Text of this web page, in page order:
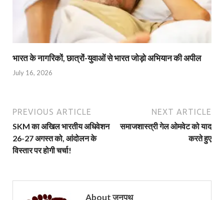
भारत के नागरिकों, छात्रों-युवाओं से भारत जोड़ो अभियान की अपील
July 16, 2026
PREVIOUS ARTICLE
SKM का अखिल भारतीय अधिवेशन
26-27 अगस्त को, आंदोलन के
विस्तार पर होगी चर्चा!
NEXT ARTICLE
समाजशास्त्री गेल ओमवेट को याद
करते हुए
About जनपथ